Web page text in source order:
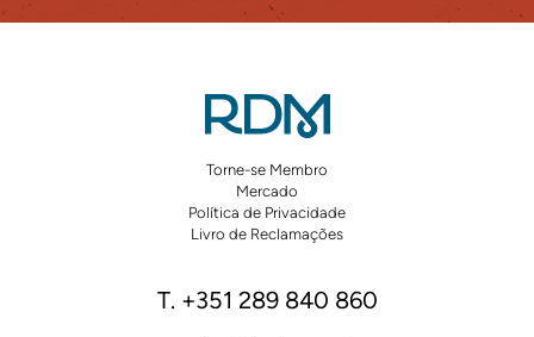
Torne-se Membro
Mercado
Política de Privacidade
Livro de Reclamações
T. +351 289 840 860